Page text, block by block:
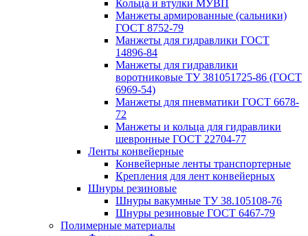
Кольца и втулки МУВП
Манжеты армированные (сальники)
ГОСТ 8752-79
Манжеты для гидравлики ГОСТ
14896-84
Манжеты для гидравлики
воротниковые ТУ 381051725-86 (ГОСТ
6969-54)
Манжеты для пневматики ГОСТ 6678-
72
Манжеты и кольца для гидравлики
шевронные ГОСТ 22704-77
Ленты конвейерные
Конвейерные ленты транспортерные
Крепления для лент конвейерных
Шнуры резиновые
Шнуры вакумные ТУ 38.105108-76
Шнуры резиновые ГОСТ 6467-79
Полимерные материалы